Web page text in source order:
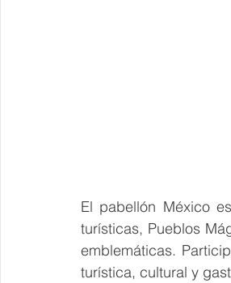
El pabellón México
turísticas, Pueblos
emblemáticas.
turística, cultural y